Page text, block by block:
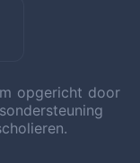
opgericht door